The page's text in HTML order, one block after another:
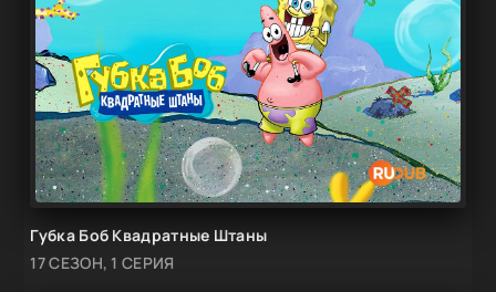
Губка Боб Квадратные Штаны
17 СЕЗОН, 1 СЕРИЯ